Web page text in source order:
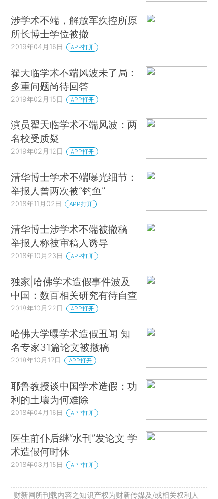
涉学术不端，解放军疾控所原
所长博士学位被撤
2019年04月16日 APP打开
翟天临学术不端风波未了局：
多重问题尚待回答
2019年02月15日 APP打开
演员翟天临学术不端风波：两
名校受质疑
2019年02月12日 APP打开
清华博士学术不端曝光细节：
举报人曾两次被“钓鱼”
2018年11月02日 APP打开
清华博士涉学术不端被撤稿
举报人称被审稿人诱导
2018年10月23日 APP打开
独家|哈佛学术造假事件波及
中国：数百相关研究有待自查
2018年10月22日 APP打开
哈佛大学曝学术造假丑闻 知
名专家31篇论文被撤稿
2018年10月17日 APP打开
耶鲁教授谈中国学术造假：功
利的土壤为何难除
2018年04月16日 APP打开
医生前仆后继“水刊”发论文 学
术造假何时休
2018年03月15日 APP打开
财新网所刊载内容之知识产权为财新传媒及/或相关权利人